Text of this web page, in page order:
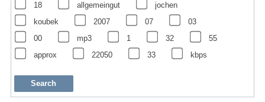
18 allgemeingut
jochen
koubek
2007 07
03
00
mp3 1 32
55
approx
22050 33 kbps